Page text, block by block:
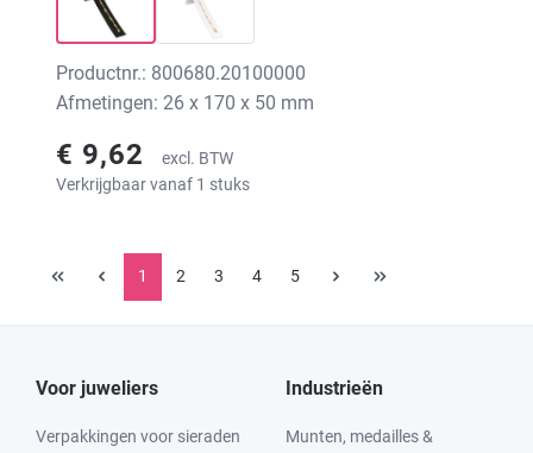
Productnr.: 800680.20100000
Afmetingen: 26 x 170 x 50 mm
€ 9,62
excl. BTW
Verkrijgbaar vanaf 1 stuks
1 2 3 4 5
Voor juweliers
Verpakkingen voor sieraden
Industrieën
Munten, medailles &